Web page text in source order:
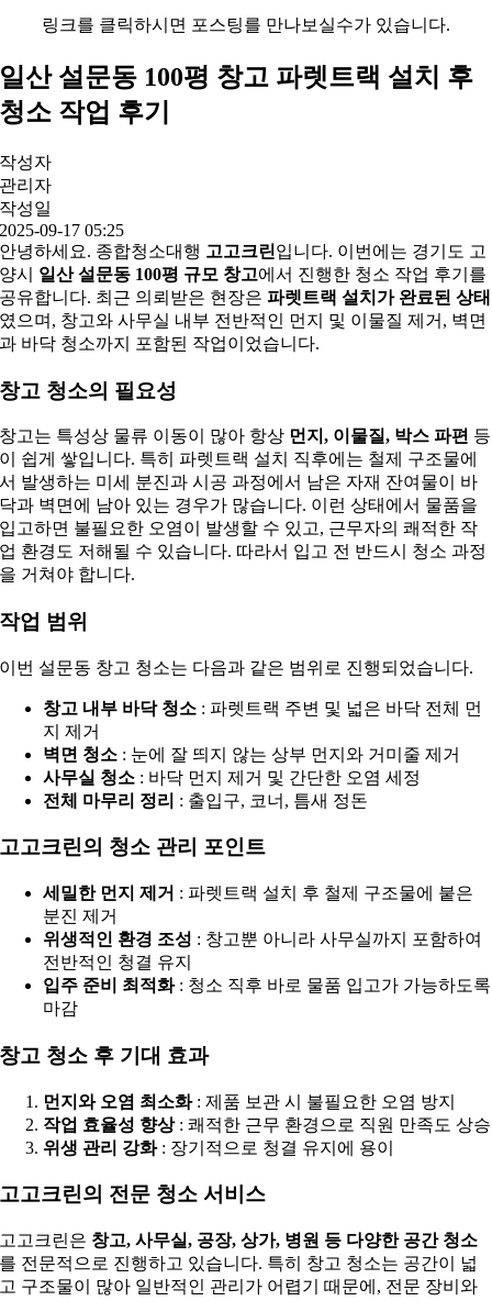
링크를 클릭하시면 포스팅를 만나보실수가 있습니다.
일산 설문동 100평 창고 파렛트랙 설치 후
청소 작업 후기
작성자
관리자
작성일
2025-09-17 05:25
안녕하세요. 종합청소대행 고고크린입니다. 이번에는 경기도 고
양시 일산 설문동 100평 규모 창고에서 진행한 청소 작업 후기를
공유합니다. 최근 의뢰받은 현장은파렛트랙 설치가 완료된 상태
였으며, 창고와 사무실 내부 전반적인 먼지 및 이물질 제거, 벽면
과 바닥 청소까지 포함된 작업이었습니다.
창고 청소의 필요성
창고는 특성상 물류 이동이 많아 항상 먼지, 이물질, 박스 파편 등
이 쉽게 쌓입니다. 특히 파렛트랙 설치 직후에는 철제 구조물에
서 발생하는 미세 분진과 시공 과정에서 남은 자재 잔여물이 바
닥과 벽면에 남아 있는 경우가 많습니다. 이런 상태에서 물품을
입고하면 불필요한 오염이 발생할 수 있고, 근무자의 쾌적한 작
업 환경도 저해될 수 있습니다. 따라서 입고 전 반드시 청소 과정
을 거쳐야 합니다.
작업 범위
이번 설문동 창고 청소는 다음과 같은 범위로 진행되었습니다.
창고 내부 바닥 청소 : 파렛트랙 주변 및 넓은 바닥 전체 먼
지 제거
벽면 청소 : 눈에 잘 띄지 않는 상부 먼지와 거미줄 제거
사무실 청소 : 바닥 먼지 제거 및 간단한 오염 세정
전체 마무리 정리 : 출입구, 코너, 틈새 정돈
고고크린의 청소 관리 포인트
세밀한 먼지 제거 : 파렛트랙 설치 후 철제 구조물에 붙은
분진 제거
위생적인 환경 조성 : 창고뿐 아니라 사무실까지 포함하여
전반적인 청결 유지
입주 준비 최적화: 청소 직후 바로 물품 입고가 가능하도록
마감
창고 청소 후 기대 효과
먼지와 오염 최소화: 제품 보관 시 불필요한 오염 방지
작업 효율성 향상: 쾌적한 근무 환경으로 직원 만족도 상승
위생 관리 강화: 장기적으로 청결 유지에 용이
고고크린의 전문 청소 서비스
고고크린은 창고, 사무실, 공장, 상가, 병원 등 다양한 공간 청소
를 전문적으로 진행하고 있습니다. 특히 창고 청소는 공간이 넓
고 구조물이 많아 일반적인 관리가 어렵기 때문에, 전문 장비와